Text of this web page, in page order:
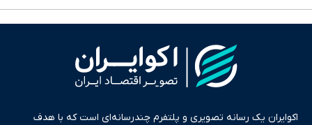
اکوایران یک رسانه تصویری و پلتفرم چندرسانه‌ای است که با هدف